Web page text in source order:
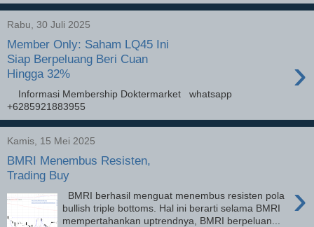
Rabu, 30 Juli 2025
Member Only: Saham LQ45 Ini
Siap Berpeluang Beri Cuan
Hingga 32%
›
Informasi Membership Doktermarket whatsapp
+6285921883955
Kamis, 15 Mei 2025
BMRI Menembus Resisten,
Trading Buy
›
BMRI berhasil menguat menembus resisten pola
bullish triple bottoms. Hal ini berarti selama BMRI
mempertahankan uptrendnya, BMRI berpeluan...